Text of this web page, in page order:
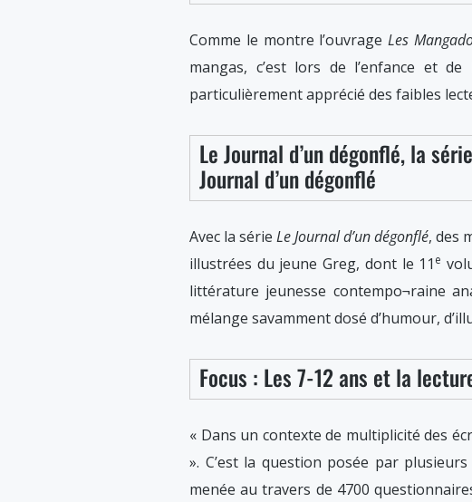
Comme le montre l’ouvrageLes
mangas, c’est lors de l’enfance et
particulièrement apprécié des faibles
Le Journal d’un dégonflé, la
Journal d’un dégonflé
Avec la sérieLe Journal d’un dégonflé, des
illustrées du jeune Greg, dont le 11 e
littérature jeunesse contempo¬raine
mélange savamment dosé d’humour,
Focus : Les 7-12 ans et la
« Dans un contexte de multiplicité des
». C’est la question posée par
menée au travers de 4700